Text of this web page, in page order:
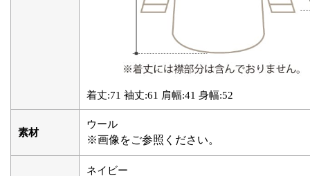
着丈:71 袖丈:61 肩幅:41 身幅:52
素材
ウール
※画像をご参照ください。
ネイビー